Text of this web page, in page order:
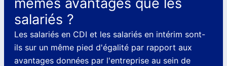
salariés ?
Les salariés en CDI et les salariés en intérim sont-
ils sur un même pied d'égalité par rapport aux
avantages données par l'entreprise au sein de